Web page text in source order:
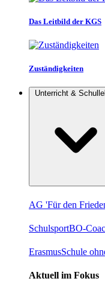
Das Leitbild der KGS
Zuständigkeiten
Unterricht &
AG 'Für den
SchulsportBO-
ErasmusSchule
Aktuell im Fokus